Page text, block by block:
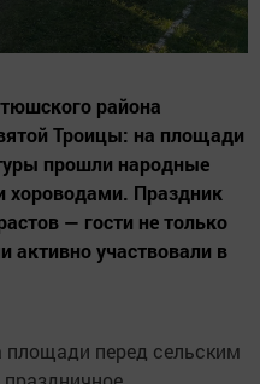
района
Троицы: на площади
прошли народные
хороводами. Праздник
— гости не только
активно участвовали в
перед сельским